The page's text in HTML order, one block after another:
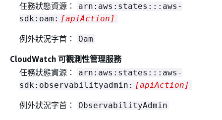
任務狀態資源：
arn:aws:states:::aws-
sdk:oam: [apiAction]
例外狀況字首： Oam
CloudWatch 可觀測性管理服務
任務狀態資源：
arn:aws:states:::aws-
sdk:observabilityadmin: [apiAction]
例外狀況字首： ObservabilityAdmin